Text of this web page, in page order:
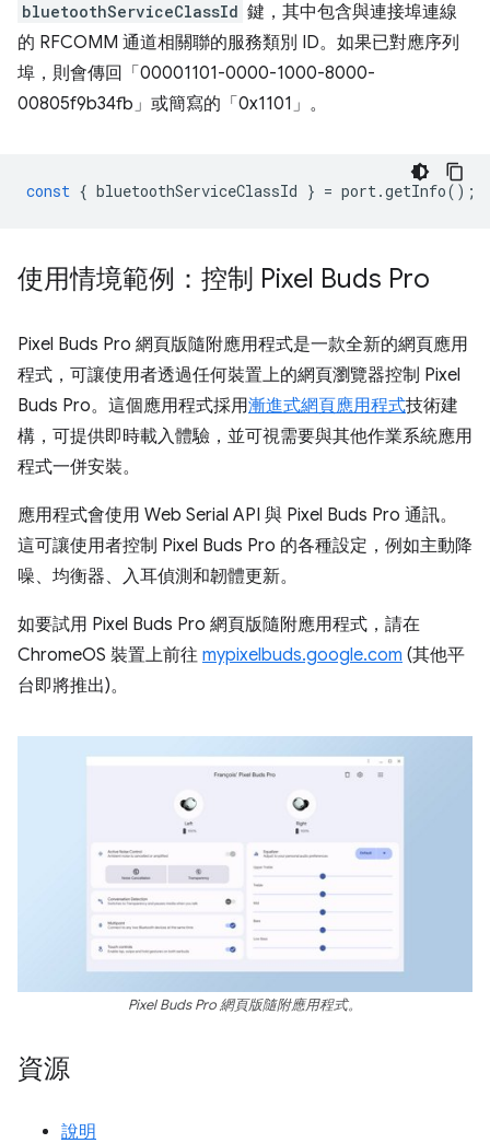
bluetoothServiceClassId 鍵，其中包含與連接埠連線
的 RFCOMM 通道相關聯的服務類別 ID。如果已對應序列
埠，則會傳回「00001101-0000-1000-8000-
00805f9b34fb」或簡寫的「0x1101」。
const { bluetoothServiceClassId } = port.getInfo();
使用情境範例：控制 Pixel Buds Pro
Pixel Buds Pro 網頁版隨附應用程式是一款全新的網頁應用
程式，可讓使用者透過任何裝置上的網頁瀏覽器控制 Pixel
Buds Pro。這個應用程式採用漸進式網頁應用程式技術建
構，可提供即時載入體驗，並可視需要與其他作業系統應用
程式一併安裝。
應用程式會使用 Web Serial API 與 Pixel Buds Pro 通訊。
這可讓使用者控制 Pixel Buds Pro 的各種設定，例如主動降
噪、均衡器、入耳偵測和韌體更新。
如要試用 Pixel Buds Pro 網頁版隨附應用程式，請在
ChromeOS 裝置上前往 mypixelbuds.google.com (其他平
台即將推出)。
Pixel Buds Pro 網頁版隨附應用程式。
資源
說明